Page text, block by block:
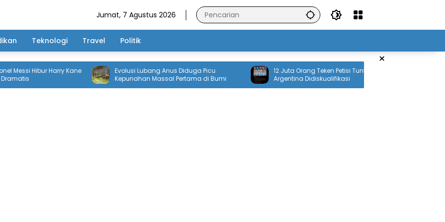
Jumat, 7 Agustus 2026
Teknologi Travel Politik
×
Harry Kane
Evolusi Lubang Anus Diduga Picu
Kepunahan Massal Pertama di Bumi
12 Juta Orang Teken Petisi Tuntut
Argentina Didiskualifikasi